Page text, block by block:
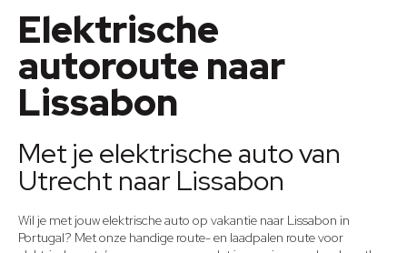
Elektrische
autoroute naar
Lissabon
Met je elektrische auto van
Utrecht naar Lissabon
Wil je met jouw elektrische auto op vakantie naar Lissabon in
Portugal? Met onze handige route- en laadpalen route voor